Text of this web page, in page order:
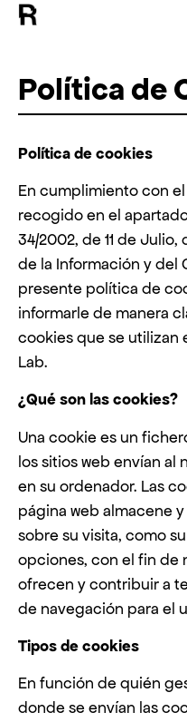
Política de
Política de cookies
En cumplimiento con
recogido en el
34/2002, de 11 de
de la Información y del
presente política de
informarle de manera
cookies que se utilizan
Lab.
¿Qué son las cookies?
Una cookie es un
los sitios web envían al
en su ordenador. Las
página web almacene
sobre su visita, como
opciones, con el fin de
ofrecen y contribuir a
de navegación para el
Tipos de cookies
En función de quién
donde se envían las